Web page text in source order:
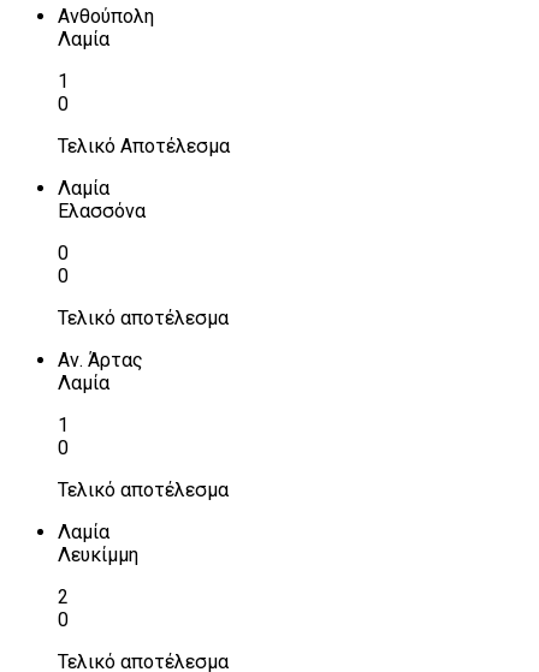
Ανθούπολη
Λαμία
1
0
Τελικό Αποτέλεσμα
Λαμία
Ελασσόνα
0
0
Τελικό αποτέλεσμα
Αν. Άρτας
Λαμία
1
0
Τελικό αποτέλεσμα
Λαμία
Λευκίμμη
2
0
Τελικό αποτέλεσμα